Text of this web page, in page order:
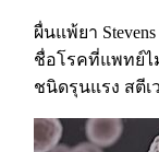
ผื่นแพ้ยา
ชื่อโรคที่แพทย์ไ
ชนิดรุนแรง สตีเ